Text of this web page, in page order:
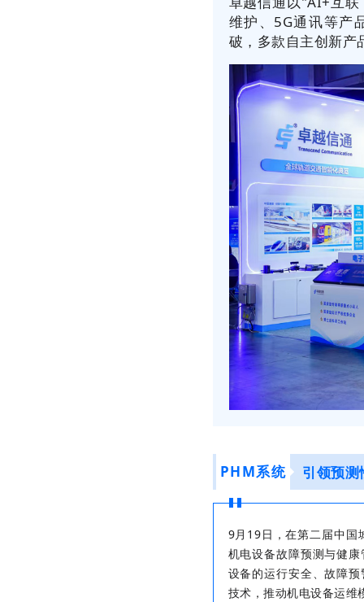
维护、 5G通讯等产
破，多款自主创新产
PHM系统 引领预
9月19日，在第二届中国
机电设备故障预测与健
设备的运行安全、故障
技术，推动机电设备运